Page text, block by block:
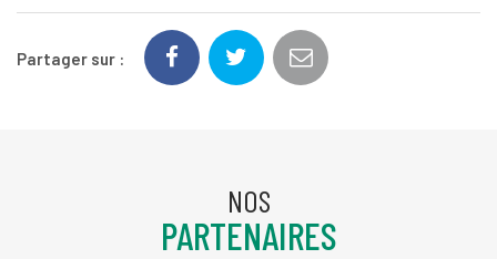
Partager sur :
NOS
PARTENAIRES